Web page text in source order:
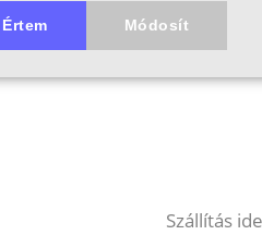
Szállítás
Értem Módosít